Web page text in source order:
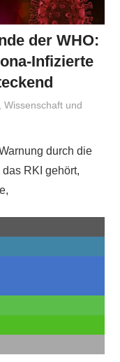
der WHO:
Infizierte
,Wissenschaft und
durch die
RKI gehört,